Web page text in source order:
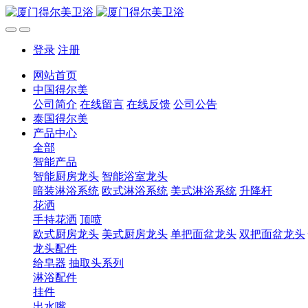
登录 注册
网站首页
中国得尔美
公司简介 在线留言 在线反馈 公司公告
泰国得尔美
产品中心
全部
智能产品
智能厨房龙头 智能浴室龙头
暗装淋浴系统 欧式淋浴系统 美式淋浴系统 升降杆
花洒
手持花洒 顶喷
欧式厨房龙头 美式厨房龙头 单把面盆龙头 双把面盆龙头
龙头配件
给皂器 抽取头系列
淋浴配件
挂件